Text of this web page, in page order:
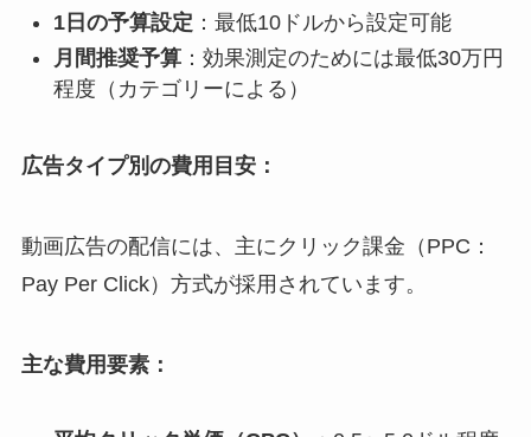
1日の予算設定 ：最低10ドルから設定可能
月間推奨予算：効果測定のためには最低30万円
程度（カテゴリーによる）
広告タイプ別の費用目安：
動画広告の配信には、主にクリック課金（PPC：
Pay Per Click）方式が採用されています。
主な費用要素：